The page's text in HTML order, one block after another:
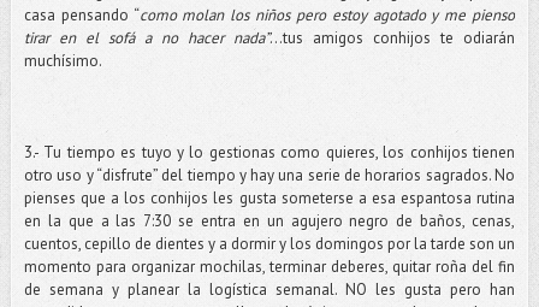
casa pensando “como molan los niños pero estoy agotado y me pienso
tirar en el sofá a no hacer nada”…tus amigos conhijos te odiarán
muchísimo.
3.- Tu tiempo es tuyo y lo gestionas como quieres, los conhijos tienen
otro uso y “disfrute” del tiempo y hay una serie de horarios sagrados. No
pienses que a los conhijos les gusta someterse a esa espantosa rutina
en la que a las 7:30 se entra en un agujero negro de baños, cenas,
cuentos, cepillo de dientes y a dormir y los domingos por la tarde son un
momento para organizar mochilas, terminar deberes, quitar roña del fin
de semana y planear la logística semanal. NO les gusta pero han